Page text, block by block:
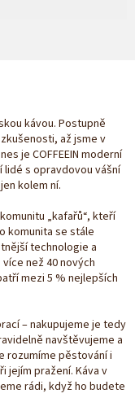
kávou. Postupně
až jsme v
je COFFEEIN moderní
s opravdovou vášní
kolem ní.
„kafařů“, kteří
komunita se stále
technologie a
než 40 nových
mezi 5 % nejlepších
– nakupujeme je tedy
navštěvujeme a
rozumíme pěstování i
jejím pražení. Káva v
rádi, když ho budete